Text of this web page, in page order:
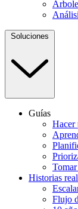
Soluciones
Guías
Hacer
Historias
Flujo